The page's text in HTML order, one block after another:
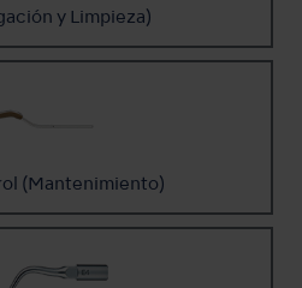
y Limpieza)
(Mantenimiento)